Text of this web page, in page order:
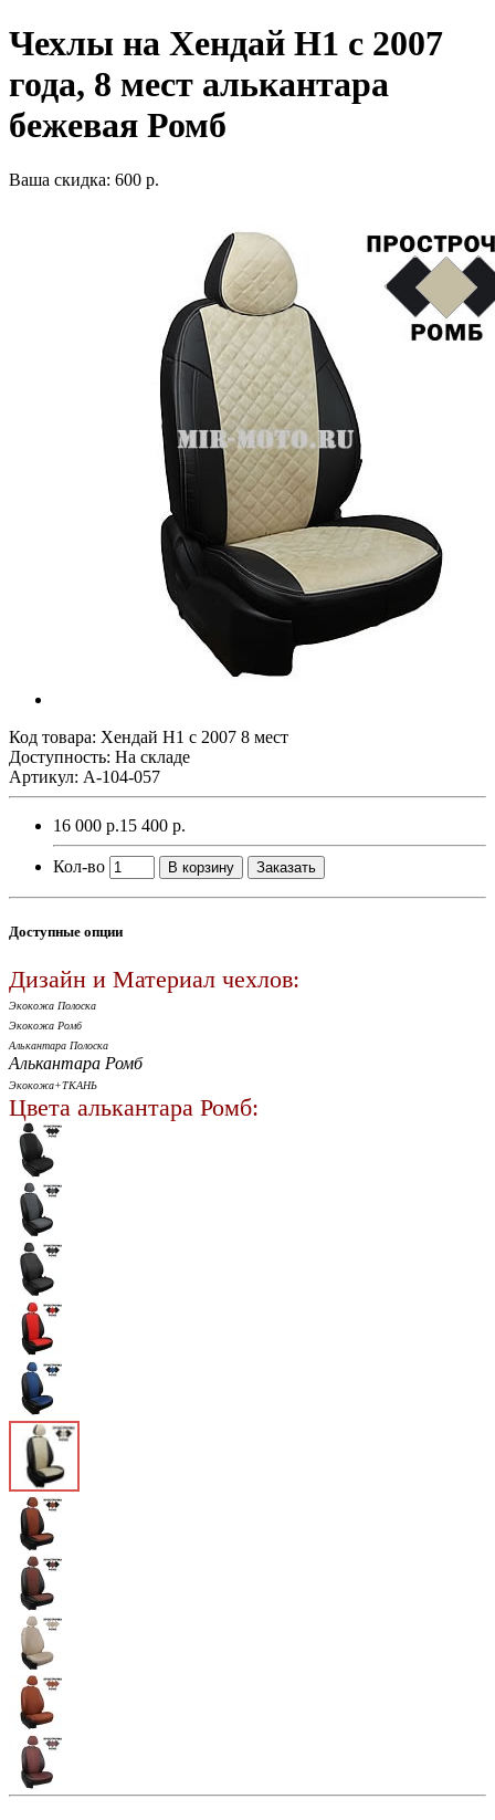
Чехлы на Хендай Н1 с 2007
года, 8 мест алькантара
бежевая Ромб
Ваша скидка: 600 р.
Код товара: Хендай Н1 с 2007 8 мест
Доступность: На складе
Артикул: A-104-057
16 000 р.15 400 р.
Кол-во В корзину Заказать
Доступные опции
Дизайн и Материал чехлов:
Экокожа Полоска
Экокожа Ромб
Алькантара Полоска
Алькантара Ромб
Экокожа+ТКАНЬ
Цвета алькантара Ромб: